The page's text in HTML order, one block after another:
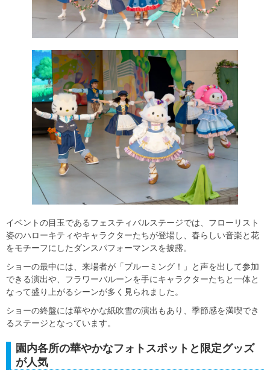
イベントの目玉であるフェスティバルステージでは、フローリスト
姿のハローキティやキャラクターたちが登場し、春らしい音楽と花
をモチーフにしたダンスパフォーマンスを披露。
ショーの最中には、来場者が「ブルーミング！」と声を出して参加
できる演出や、フラワーバルーンを手にキャラクターたちと一体と
なって盛り上がるシーンが多く見られました。
ショーの終盤には華やかな紙吹雪の演出もあり、季節感を満喫でき
るステージとなっています。
園内各所の華やかなフォトスポットと限定グッズ
が人気